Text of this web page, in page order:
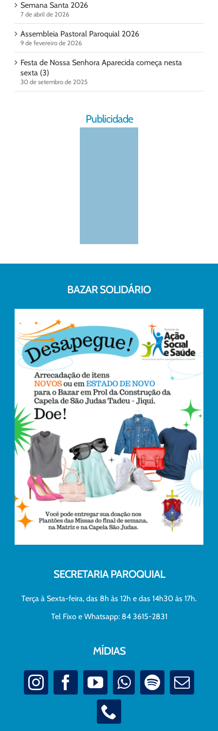
Semana Santa 2026
7 de abril de 2026
Assembleia Pastoral Paroquial 2026
9 de fevereiro de 2026
Festa de Nossa Senhora Aparecida começa nesta
sexta (3)
30 de setembro de 2025
Publicidade
BAZAR SOLIDÁRIO
SECRETARIA PAROQUIAL
Terça à Sexta-feira, das 8h às 12h e das 14h30 às 17h.
Tel Fixo e Whatsapp: 84 3615-2831
MÍDIAS